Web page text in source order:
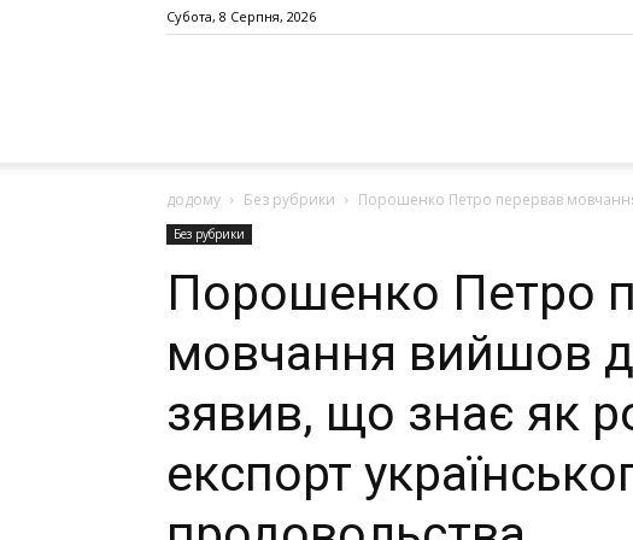
Субота, 8 Серпня, 2026
додому Без рубрики Порошенко Петро перервав
Без рубрики
Порошенко Петро
мовчання вийшов
зявив, що знає як
eкспорт